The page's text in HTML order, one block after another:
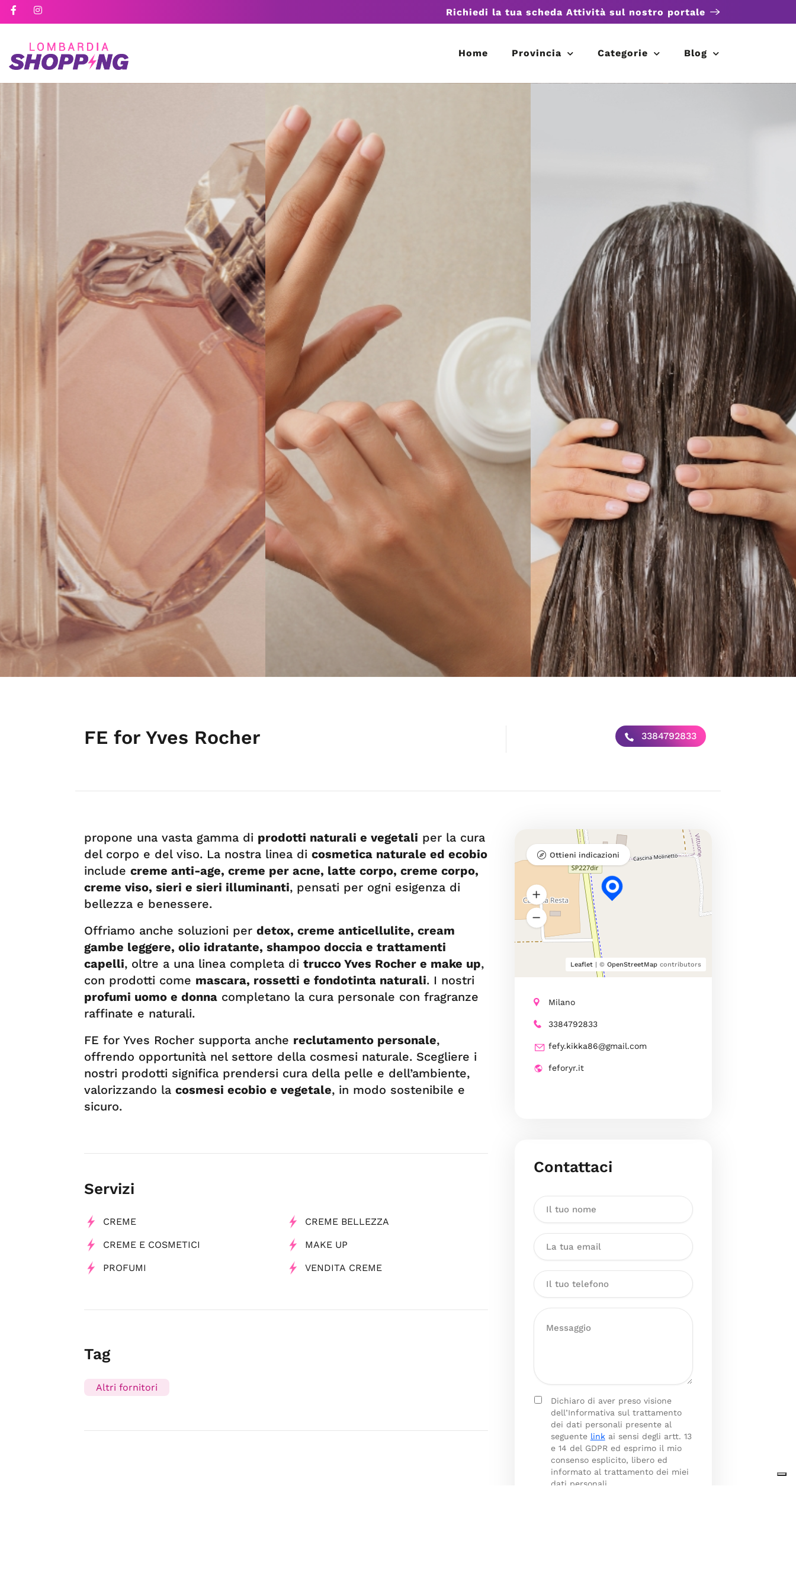
Richiedi la tua scheda Attività sul nostro portale
Home Provincia Categorie Blog
FE for Yves Rocher 3384792833
propone una vasta gamma di prodotti naturali e vegetali per la cura
del corpo e del viso. La nostra linea di cosmetica naturale ed ecobio
include creme anti-age, creme per acne, latte corpo, creme corpo,
creme viso, sieri e sieri illuminanti, pensati per ogni esigenza di
bellezza e benessere.
Offriamo anche soluzioni per detox, creme anticellulite, cream
gambe leggere, olio idratante, shampoo doccia e trattamenti
capelli, oltre a una linea completa di trucco Yves Rocher e make up,
con prodotti come mascara, rossetti e fondotinta naturali. I nostri
profumi uomo e donna completano la cura personale con fragranze
raffinate e naturali.
FE for Yves Rocher supporta anche reclutamento personale,
offrendo opportunità nel settore della cosmesi naturale. Scegliere i
nostri prodotti significa prendersi cura della pelle e dell’ambiente,
valorizzando la cosmesi ecobio e vegetale, in modo sostenibile e
sicuro.
Servizi
CREME CREME BELLEZZA
CREME E COSMETICI MAKE UP
PROFUMI VENDITA CREME
Tag
Altri fornitori
Leaflet| © OpenStreetMapcontributors
Ottieni indicazioni
Milano
3384792833
fefy.kikka86@gmail.com
feforyr.it
Contattaci
Dichiaro di aver preso visione
dell’Informativa sul trattamento
dei dati personali presente al
seguente linkai sensi degli artt. 13
e 14 del GDPR ed esprimo il mio
consenso esplicito, libero ed
informato al trattamento dei miei
dati personali.